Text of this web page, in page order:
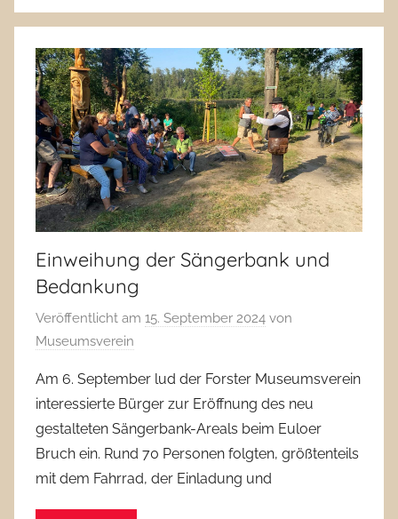
(Lausitz)
e.V.
Einweihung der Sängerbank und
Bedankung
Veröffentlicht am 15. September 2024 von
Museumsverein
Am 6. September lud der Forster Museumsverein
interessierte Bürger zur Eröffnung des neu
gestalteten Sängerbank-Areals beim Euloer
Bruch ein. Rund 70 Personen folgten, größtenteils
mit dem Fahrrad, der Einladung und